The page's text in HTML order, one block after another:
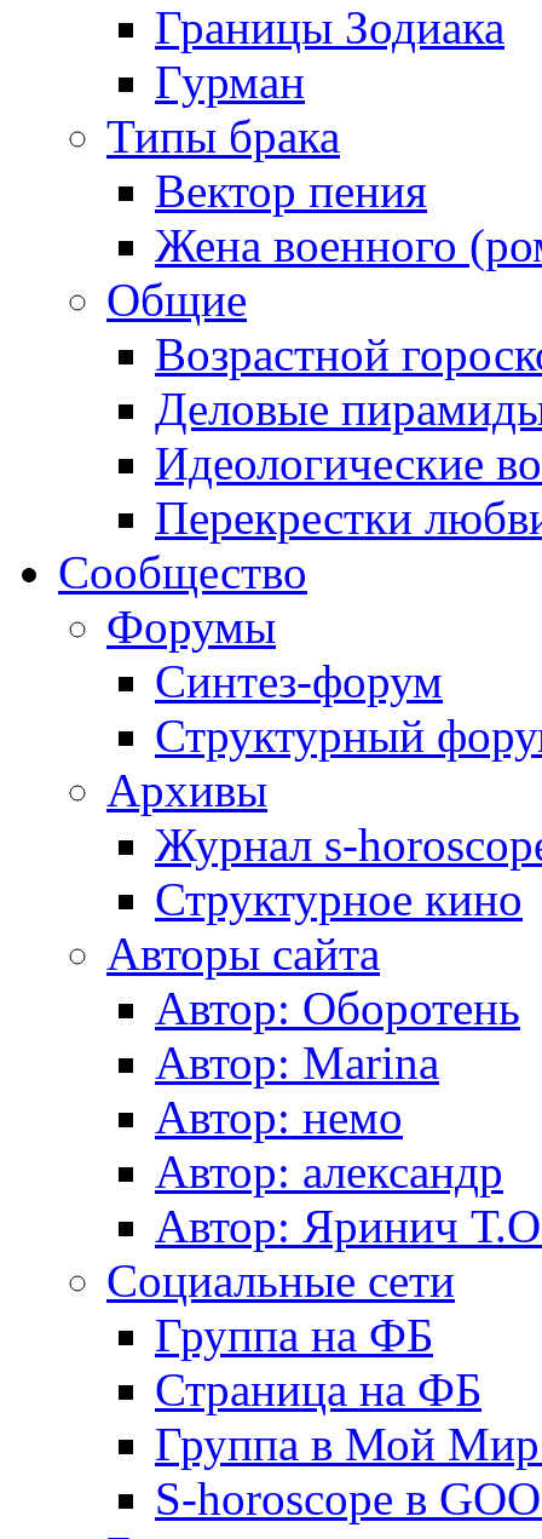
Границы Зодиака
Гурман
Типы брака
Вектор пения
Жена военного
Общие
Возрастной
Деловые
Идеологические
Перекрестки
Сообщество
Форумы
Синтез-форум
Структурный
Архивы
Журнал s-
Структурное кино
Авторы сайта
Автор: Оборотень
Автор: Marina
Автор: немo
Автор: александр
Автор: Яринич
Социальные сети
Группа на ФБ
Страница на ФБ
Группа в Мой
S-horoscope в